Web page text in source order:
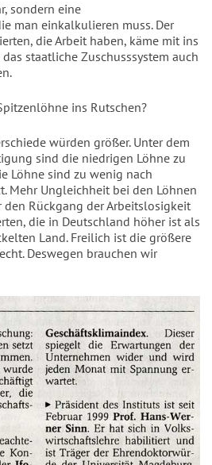
sondern eine
man einkalkulieren muss. Der
die Arbeit haben, käme mit ins
staatliche Zuschusssystem auch
ins Rutschen?
würden größer. Unter dem
sind die niedrigen Löhne zu
Löhne sind zu wenig nach
Mehr Ungleichheit bei den Löhnen
den Rückgang der Arbeitslosigkeit
die in Deutschland höher ist als
Land. Freilich ist die größere
Deswegen brauchen wir